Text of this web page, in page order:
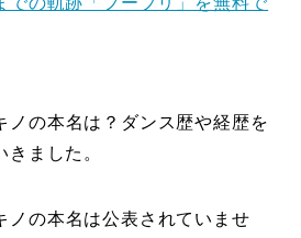
ノの本名は？ダンス歴や経歴を
ました。
ノの本名は公表されていませ